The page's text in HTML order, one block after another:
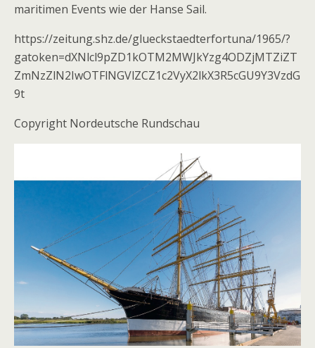
maritimen Events wie der Hanse Sail.
https://zeitung.shz.de/glueckstaedterfortuna/1965/?
gatoken=dXNlcl9pZD1kOTM2MWJkYzg4ODZjMTZiZT
ZmNzZlN2IwOTFlNGVlZCZ1c2VyX2lkX3R5cGU9Y3VzdG
9t
Copyright Nordeutsche Rundschau